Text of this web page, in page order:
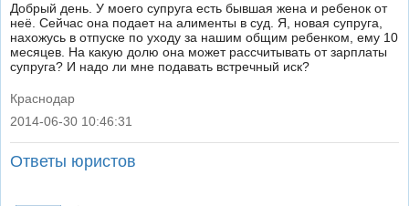
Добрый день. У моего супруга есть бывшая жена и ребенок от
неё. Сейчас она подает на алименты в суд. Я, новая супруга,
нахожусь в отпуске по уходу за нашим общим ребенком, ему 10
месяцев. На какую долю она может рассчитывать от зарплаты
супруга? И надо ли мне подавать встречный иск?
Краснодар
|
2014-06-30 10:46:31
Ответы юристов